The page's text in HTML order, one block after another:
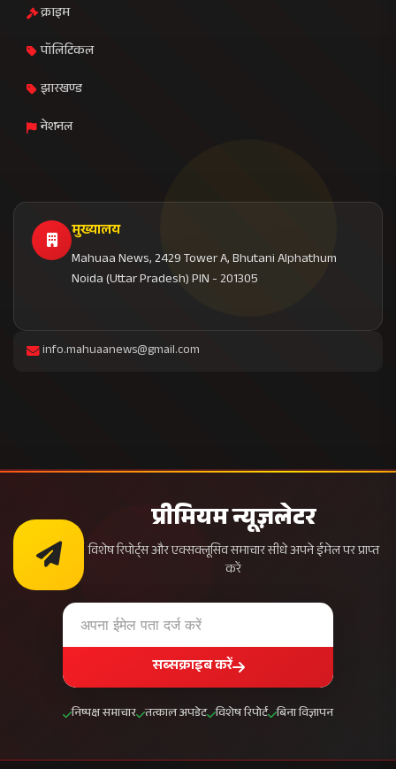
क्राइम
पॉलिटिकल
झारखण्ड
नेशनल
मुख्यालय
Mahuaa News, 2429 Tower A, Bhutani Alphathum
Noida (Uttar Pradesh) PIN - 201305
info.mahuaanews@gmail.com
प्रीमियम न्यूज़लेटर
विशेष रिपोर्ट्स और एक्सक्लूसिव समाचार सीधे अपने ईमेल पर प्राप्त
करें
सब्सक्राइब करें
निष्पक्ष समाचार तत्काल अपडेट विशेष रिपोर्ट बिना विज्ञापन